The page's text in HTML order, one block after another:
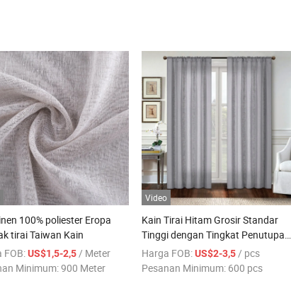
100% poliester Eropa
tirai Taiwan Kain
FOB:US$1,5-2,5/ Meter
Minimum:900 Meter
Video
Kain Tirai Hitam Grosir Standar
Tinggi dengan Tingkat Penutupan
Tinggi untuk Kain Tirai Tipis Linen
Harga FOB:US$2-3,5/ pcs
Pesanan Minimum: 600 pcs